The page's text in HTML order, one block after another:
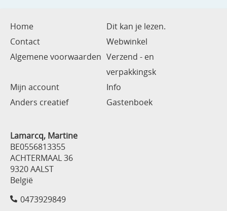
Home
Dit kan je lezen.
Contact
Webwinkel
Algemene voorwaarden Verzend - en
verpakkingsk
Mijn account
Info
Anders creatief
Gastenboek
Lamarcq, Martine
BE0556813355
ACHTERMAAL 36
9320 AALST
België
0473929849